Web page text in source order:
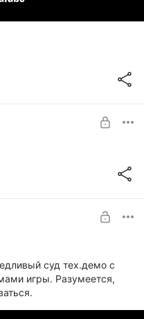
суд тех.демо с
игры. Разумеется,